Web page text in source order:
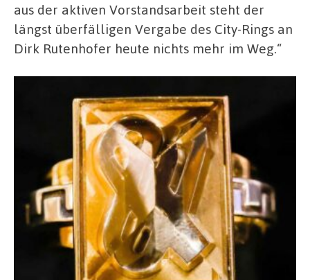
aus der aktiven Vorstandsarbeit steht der
längst überfälligen Vergabe des City-Rings an
Dirk Rutenhofer heute nichts mehr im Weg.“